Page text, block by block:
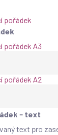
pořádek
pořádek A3
pořádek A2
- text
text pro